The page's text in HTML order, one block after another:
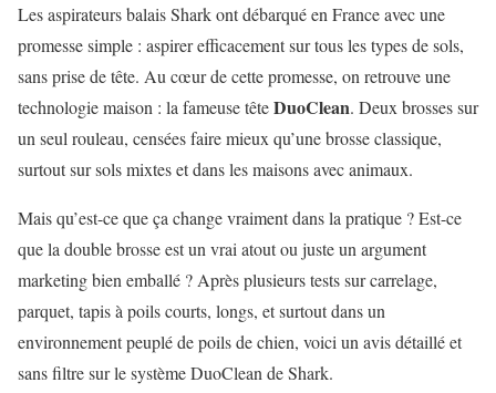
Les aspirateurs balais Shark ont débarqué en France avec une
promesse simple : aspirer efficacement sur tous les types de sols,
sans prise de tête. Au cœur de cette promesse, on retrouve une
technologie maison : la fameuse têteDuoClean. Deux brosses sur
un seul rouleau, censées faire mieux qu’une brosse classique,
surtout sur sols mixtes et dans les maisons avec animaux.
Mais qu’est-ce que ça change vraiment dans la pratique ? Est-ce
que la double brosse est un vrai atout ou juste un argument
marketing bien emballé ? Après plusieurs tests sur carrelage,
parquet, tapis à poils courts, longs, et surtout dans un
environnement peuplé de poils de chien, voici un avis détaillé et
sans filtre sur le système DuoClean de Shark.